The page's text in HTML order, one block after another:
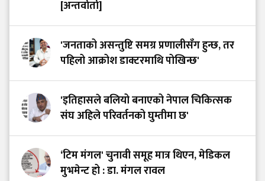
[अन्तर्वार्ता]
'जनताको असन्तुष्टि समग्र प्रणालीसँग हुन्छ, तर
पहिलो आक्रोश डाक्टरमाथि पोखिन्छ'
'इतिहासले बलियो बनाएको नेपाल चिकित्सक
संघ अहिले परिवर्तनको घुम्तीमा छ'
‘टिम मंगल' चुनावी समूह मात्र थिएन, मेडिकल
मुभमेन्ट हो : डा. मंगल रावल